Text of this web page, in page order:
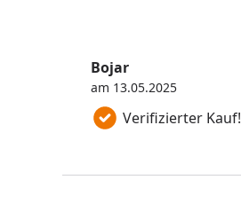
Verifizierter Kauf!
Bojar
am 13.05.2025